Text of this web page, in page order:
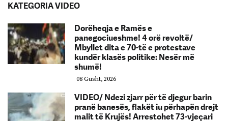
KATEGORIA VIDEO
Dorëheqja e Ramës e
panegociueshme! 4 orë revoltë/
Mbyllet dita e 70-të e protestave
kundër klasës politike: Nesër më
shumë!
08 Gusht, 2026
VIDEO/ Ndezi zjarr për të djegur barin
pranë banesës, flakët iu përhapën drejt
malit të Krujës! Arrestohet 73-vjeçari